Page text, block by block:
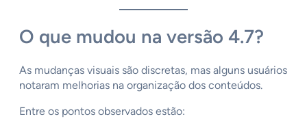
O que mudou na versão 4.7?
As mudanças visuais são discretas, mas alguns usuários
notaram melhorias na organização dos conteúdos.
Entre os pontos observados estão: